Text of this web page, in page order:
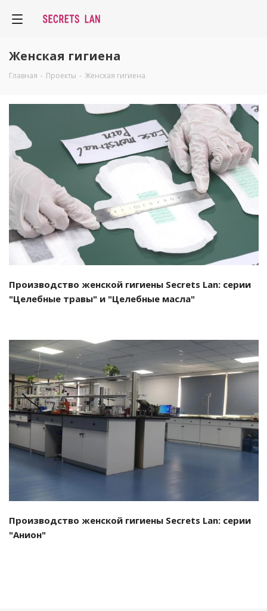
Женская гигиена
Главная - Проекты - Женская гигиена
Смотреть проект
Производство женской гигиены Secrets Lan: серии
"Целебные травы" и "Целебные масла"
Смотреть проект
Производство женской гигиены Secrets Lan: серии
"Анион"